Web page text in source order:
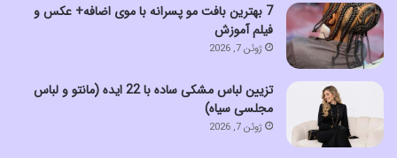
7 بهترین بافت مو پسرانه با موی اضافه+ عکس و
فیلم آموزش
ژوئن 7, 2026
تزیین لباس مشکی ساده با 22 ایده (مانتو و لباس
مجلسی سیاه)
ژوئن 7, 2026